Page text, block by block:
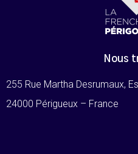
Nous
255 Rue Martha Desrumaux,
24000 Périgueux – France